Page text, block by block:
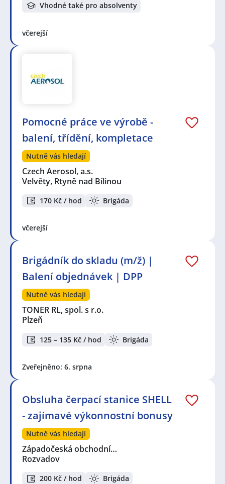
Vhodné také pro absolventy
včerejší
Pomocné práce ve výrobě -
balení, třídění, kompletace
Nutně vás hledají
Czech Aerosol, a.s.
Velvěty, Rtyně nad Bílinou
170 Kč / hod Brigáda
včerejší
Brigádník do skladu (m/ž) |
Balení objednávek | DPP
Nutně vás hledají
TONER RL, spol. s r.o.
Plzeň
125 – 135 Kč / hod Brigáda
Zveřejněno: 6. srpna
Obsluha čerpací stanice SHELL
- zajímavé výkonnostní bonusy
Nutně vás hledají
Západočeská obchodní…
Rozvadov
200 Kč / hod
Brigáda